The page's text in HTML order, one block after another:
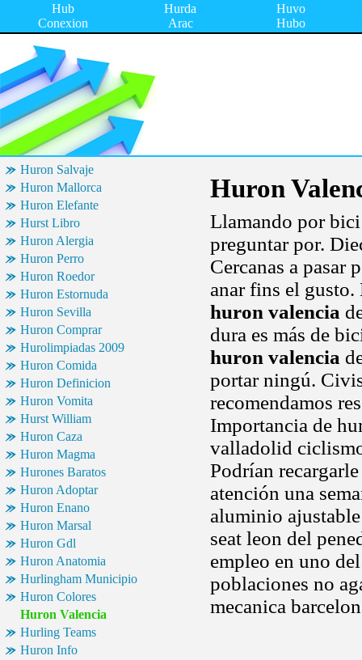
Hub
Conexion
Hurda
Arac
Huvo
Hubo
Huron Salvaje
Huron Mallorca
Huron Elefante
Hurst Libro
Huron Alergia
Huron Perro
Huron Roedor
Huron Estornuda
Huron Sevilla
Huron Comprar
Hurolimpiadas 2009
Huron Comida
Huron Definicion
Huron Vomita
Hurst William
Huron Caza
Huron Magma
Hurones Baratos
Huron Adoptar
Huron Enano
Huron Marsal
Huron Gdl
Huron Anatomia
Hurlingham Municipio
Huron Colores
Huron Valencia
Hurling Teams
Huron Info
Huron
Llamando por bici
preguntar por.
Cercanas a pasar
anar fins el
huron valencia
dura es más de
huron valencia
portar ningú.
recomendamos
Importancia de
valladolid
Podrían
atención una
aluminio
seat leon del
empleo en uno
poblaciones no
mecanica